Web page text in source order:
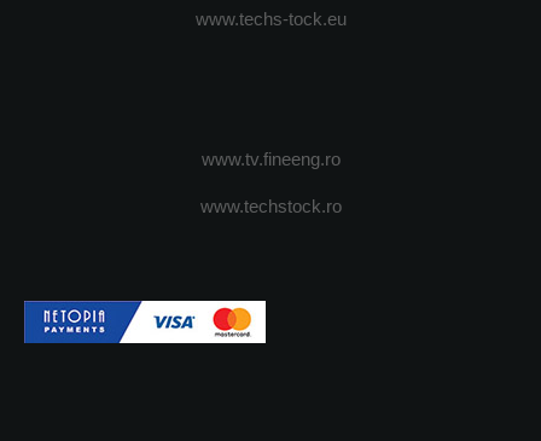
www.techs-tock.eu
www.tv.fineeng.ro
www.techstock.ro